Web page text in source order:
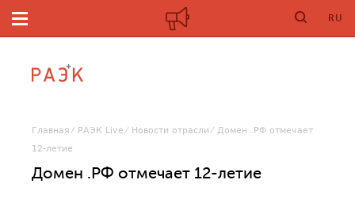
RU
Главная РАЭК Live Новости отрасли
Домен .РФ отмечает
12-летие
Домен .РФ отмечает 12-летие